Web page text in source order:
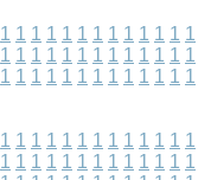
1 1 1 1 1 1 1 1 1 1 1 1 1
1 1 1 1 1 1 1 1 1 1 1 1 1
1 1 1 1 1 1 1 1 1 1 1 1 1
1 1 1 1 1 1 1 1 1 1 1 1 1
1 1 1 1 1 1 1 1 1 1 1 1 1